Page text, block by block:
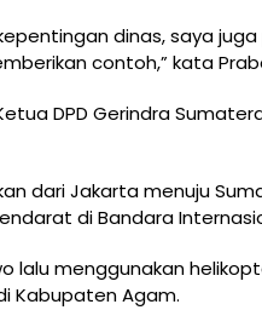
dinas, saya
contoh,” kata
DPD Gerindra
dari Jakarta menuju
di Bandara
lalu menggunakan
Kabupaten Agam.